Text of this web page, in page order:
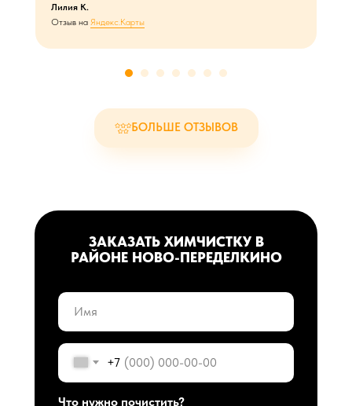
Рекомендаю!
Лилия К.
Отзыв на Яндекс.Карты
БОЛЬШЕ ОТЗЫВОВ
+7
Что нужно почистить?
ЗАКАЗАТЬ ХИМЧИСТКУ В
РАЙОНЕ НОВО-ПЕРЕДЕЛКИНО